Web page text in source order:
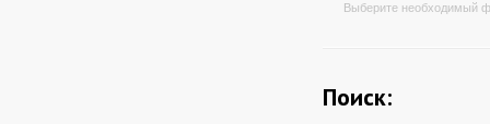
Выберите необходимый
Поиск: